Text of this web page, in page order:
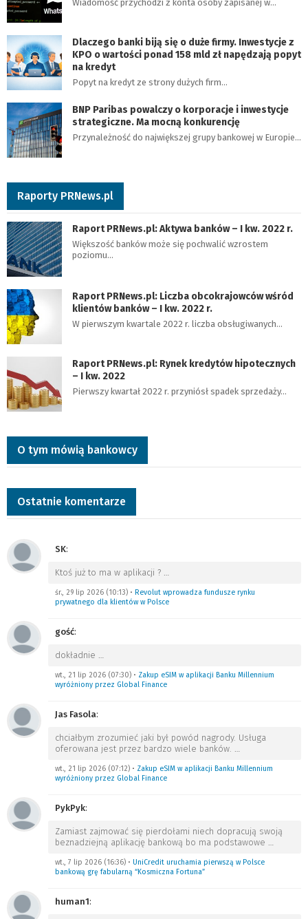
Wiadomość przychodzi z konta osoby zapisanej w…
Dlaczego banki biją się o duże firmy. Inwestycje z
KPO o wartości ponad 158 mld zł napędzają popyt
na kredyt
Popyt na kredyt ze strony dużych firm…
BNP Paribas powalczy o korporacje i inwestycje
strategiczne. Ma mocną konkurencję
Przynależność do największej grupy bankowej w Europie…
Raporty PRNews.pl
Raport PRNews.pl: Aktywa banków – I kw. 2022 r.
Większość banków może się pochwalić wzrostem
poziomu…
Raport PRNews.pl: Liczba obcokrajowców wśród
klientów banków – I kw. 2022 r.
W pierwszym kwartale 2022 r. liczba obsługiwanych…
Raport PRNews.pl: Rynek kredytów hipotecznych
– I kw. 2022
Pierwszy kwartał 2022 r. przyniósł spadek sprzedaży…
O tym mówią bankowcy
Ostatnie komentarze
SK:
Ktoś już to ma w aplikacji ? …
śr., 29 lip 2026 (10:13) • Revolut wprowadza fundusze rynku
prywatnego dla klientów w Polsce
gość:
dokładnie …
wt., 21 lip 2026 (07:30) • Zakup eSIM w aplikacji Banku Millennium
wyróżniony przez Global Finance
Jas Fasola:
chciałbym zrozumieć jaki był powód nagrody. Usługa
oferowana jest przez bardzo wiele banków. …
wt., 21 lip 2026 (07:12) • Zakup eSIM w aplikacji Banku Millennium
wyróżniony przez Global Finance
PykPyk:
Zamiast zajmować się pierdołami niech dopracują swoją
beznadziejną aplikację bankową bo ma podstawowe …
wt., 7 lip 2026 (16:36) • UniCredit uruchamia pierwszą w Polsce
bankową grę fabularną “Kosmiczna Fortuna”
human1: